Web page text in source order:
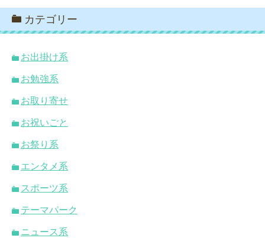
カテゴリー
お出掛け系
お勉強系
お取り寄せ
お祝いごと
お祭り系
エンタメ系
スポーツ系
テーマパーク
ニュース系